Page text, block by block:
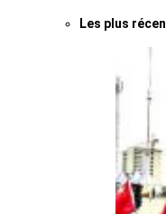
Les plus